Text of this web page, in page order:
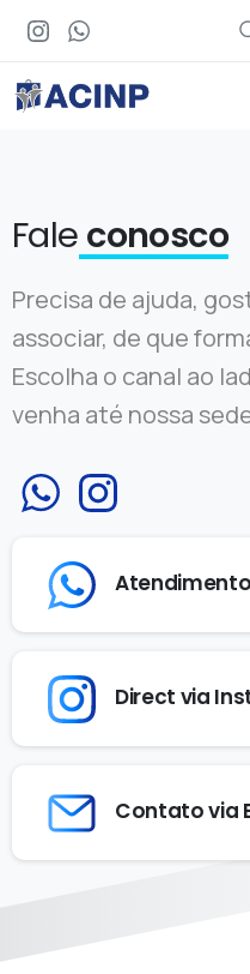
Fale conosco
Precisa de ajuda,
associar, de que
Escolha o canal ao
venha até nossa
Direct via
Contato via